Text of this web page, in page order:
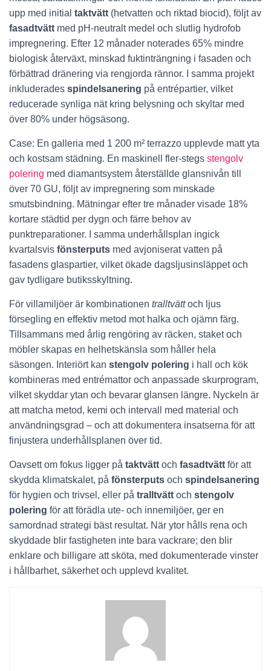
upp med initial taktvätt (hetvatten och riktad biocid), följt av
fasadtvätt med pH-neutralt medel och slutlig hydrofob
impregnering. Efter 12 månader noterades 65% mindre
biologisk återväxt, minskad fuktinträngning i fasaden och
förbättrad dränering via rengjorda rännor. I samma projekt
inkluderades spindelsanering på entrépartier, vilket
reducerade synliga nät kring belysning och skyltar med
över 80% under högsäsong.
Case: En galleria med 1 200 m² terrazzo upplevde matt yta
och kostsam städning. En maskinell fler-stegs stengolv
polering med diamantsystem återställde glansnivån till
över 70 GU, följt av impregnering som minskade
smutsbindning. Mätningar efter tre månader visade 18%
kortare städtid per dygn och färre behov av
punktreparationer. I samma underhållsplan ingick
kvartalsvis fönsterputs med avjoniserat vatten på
fasadens glaspartier, vilket ökade dagsljusinsläppet och
gav tydligare butiksskyltning.
För villamiljöer är kombinationen tralltvättoch ljus
försegling en effektiv metod mot halka och ojämn färg.
Tillsammans med årlig rengöring av räcken, staket och
möbler skapas en helhetskänsla som håller hela
säsongen. Interiört kan stengolv polering i hall och kök
kombineras med entrémattor och anpassade skurprogram,
vilket skyddar ytan och bevarar glansen längre. Nyckeln är
att matcha metod, kemi och intervall med material och
användningsgrad – och att dokumentera insatserna för att
finjustera underhållsplanen över tid.
Oavsett om fokus ligger på taktvätt och fasadtvätt för att
skydda klimatskalet, på fönsterputs och spindelsanering
för hygien och trivsel, eller på tralltvätt och stengolv
polering för att förädla ute- och innemiljöer, ger en
samordnad strategi bäst resultat. När ytor hålls rena och
skyddade blir fastigheten inte bara vackrare; den blir
enklare och billigare att sköta, med dokumenterade vinster
i hållbarhet, säkerhet och upplevd kvalitet.